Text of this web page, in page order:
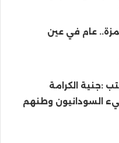
عام في عين
:جنية الكرامة
السودانيون وطنهم